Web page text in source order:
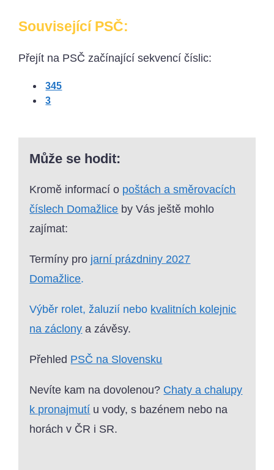
Související PSČ:
Přejít na PSČ začínající sekvencí číslic:
345
3
Může se hodit:
Kromě informací o poštách a směrovacích
číslech Domažlice by Vás ještě mohlo
zajímat:
Termíny pro jarní prázdniny 2027
Domažlice.
Výběr rolet, žaluzií nebo kvalitních kolejnic
na záclony a závěsy.
Přehled PSČ na Slovensku
Nevíte kam na dovolenou? Chaty a chalupy
k pronajmutí u vody, s bazénem nebo na
horách v ČR i SR.